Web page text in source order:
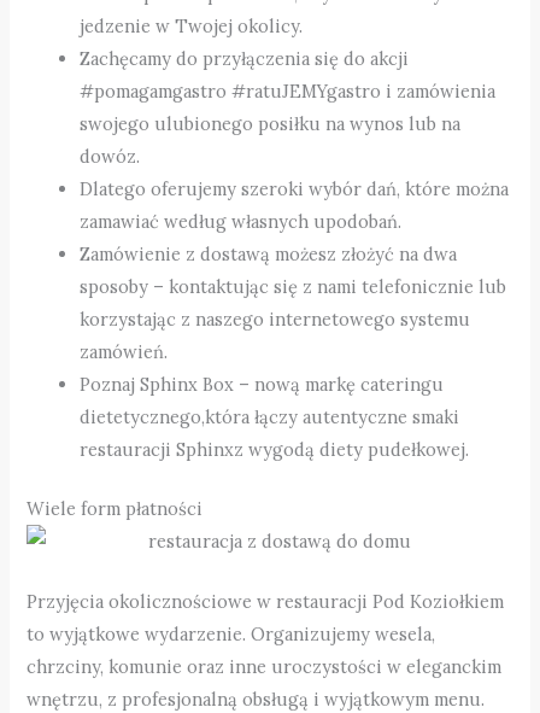
jedzenie w Twojej okolicy.
Zachęcamy do przyłączenia się do akcji
#pomagamgastro #ratuJEMYgastro i zamówienia
swojego ulubionego posiłku na wynos lub na
dowóz.
Dlatego oferujemy szeroki wybór dań, które można
zamawiać według własnych upodobań.
Zamówienie z dostawą możesz złożyć na dwa
sposoby – kontaktując się z nami telefonicznie lub
korzystając z naszego internetowego systemu
zamówień.
Poznaj Sphinx Box – nową markę cateringu
dietetycznego,która łączy autentyczne smaki
restauracji Sphinxz wygodą diety pudełkowej.
Wiele form płatności
Przyjęcia okolicznościowe w restauracji Pod Koziołkiem
to wyjątkowe wydarzenie. Organizujemy wesela,
chrzciny, komunie oraz inne uroczystości w eleganckim
wnętrzu, z profesjonalną obsługą i wyjątkowym menu.